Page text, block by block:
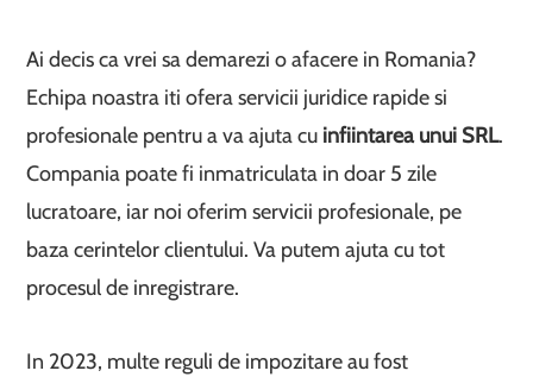
Ai decis ca vrei sa demarezi o afacere in Romania?
Echipa noastra iti ofera servicii juridice rapide si
profesionale pentru a va ajuta cu infiintarea unui SRL.
Compania poate fi inmatriculata in doar 5 zile
lucratoare, iar noi oferim servicii profesionale, pe
baza cerintelor clientului. Va putem ajuta cu tot
procesul de inregistrare.
In 2023, multe reguli de impozitare au fost